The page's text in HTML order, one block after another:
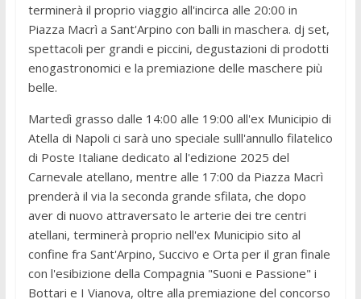
terminerà il proprio viaggio all'incirca alle 20:00 in
Piazza Macrì a Sant'Arpino con balli in maschera. dj set,
spettacoli per grandi e piccini, degustazioni di prodotti
enogastronomici e la premiazione delle maschere più
belle.
Martedì grasso dalle 14:00 alle 19:00 all'ex Municipio di
Atella di Napoli ci sarà uno speciale sulll'annullo filatelico
di Poste Italiane dedicato al l'edizione 2025 del
Carnevale atellano, mentre alle 17:00 da Piazza Macrì
prenderà il via la seconda grande sfilata, che dopo
aver di nuovo attraversato le arterie dei tre centri
atellani, terminerà proprio nell'ex Municipio sito al
confine fra Sant'Arpino, Succivo e Orta per il gran finale
con l'esibizione della Compagnia "Suoni e Passione" i
Bottari e I Vianova, oltre alla premiazione del concorso